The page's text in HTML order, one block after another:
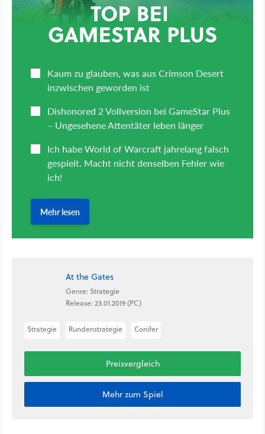
At the Gates
Genre: Strategie
Release: 23.01.2019 (PC)
Strategie Rundenstrategie Conifer
Preisvergleich
Mehr zum Spiel